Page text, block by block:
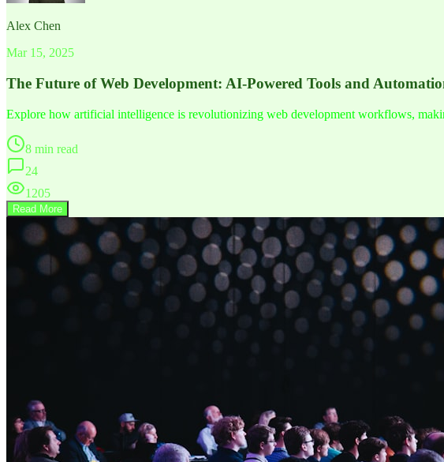
Alex Chen
Mar 15, 2025
The Future of Web Development: AI-Powered Tools and
Explore how artificial intelligence is revolutionizing web development workflows,
8 min read
24
1205
Read More